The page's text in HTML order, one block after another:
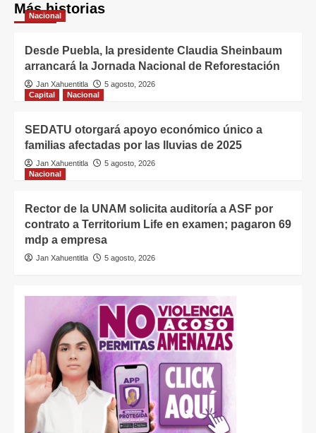
Más historias
Nacional
Desde Puebla, la presidente Claudia Sheinbaum
arrancará la Jornada Nacional de Reforestación
Jan Xahuentitla
5 agosto, 2026
Capital
Nacional
SEDATU otorgará apoyo económico único a
familias afectadas por las lluvias de 2025
Jan Xahuentitla
5 agosto, 2026
Nacional
Rector de la UNAM solicita auditoría a ASF por
contrato a Territorium Life en examen; pagaron 69
mdp a empresa
Jan Xahuentitla 5 agosto, 2026